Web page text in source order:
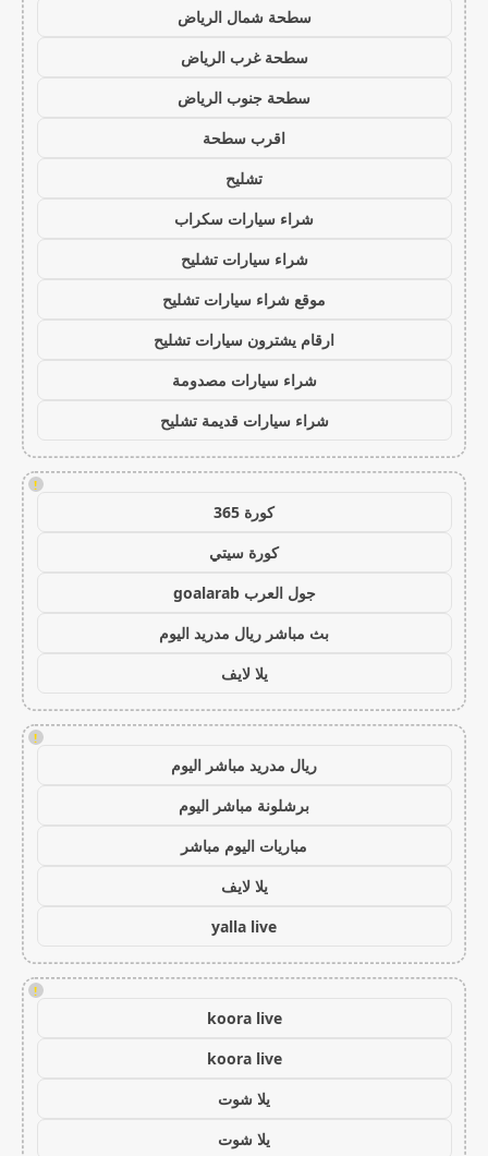
سطحة شمال الرياض
سطحة غرب الرياض
سطحة جنوب الرياض
اقرب سطحة
تشليح
شراء سيارات سكراب
شراء سيارات تشليح
موقع شراء سيارات تشليح
ارقام يشترون سيارات تشليح
شراء سيارات مصدومة
شراء سيارات قديمة تشليح
!
كورة 365
كورة سيتي
جول العرب goalarab
بث مباشر ريال مدريد اليوم
يلا لايف
!
ريال مدريد مباشر اليوم
برشلونة مباشر اليوم
مباريات اليوم مباشر
يلا لايف
yalla live
!
koora live
koora live
يلا شوت
يلا شوت